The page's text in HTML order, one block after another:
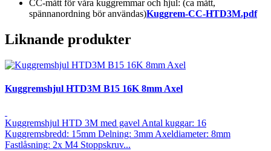
CC-mått för våra kuggremmar och hjul: (ca mått,
spännanordning bör användas)Kuggrem-CC-HTD3M.pdf
Liknande produkter
Kuggremshjul HTD3M B15 16K 8mm Axel
Kuggremshjul HTD 3M med gavel Antal kuggar: 16
Kuggremsbredd: 15mm Delning: 3mm Axeldiameter: 8mm
Fastlåsning: 2x M4 Stoppskruv...